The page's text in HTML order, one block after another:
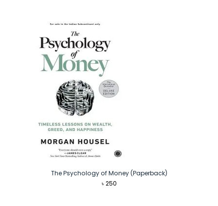
The Psychology of Money (Paperback)
৳250